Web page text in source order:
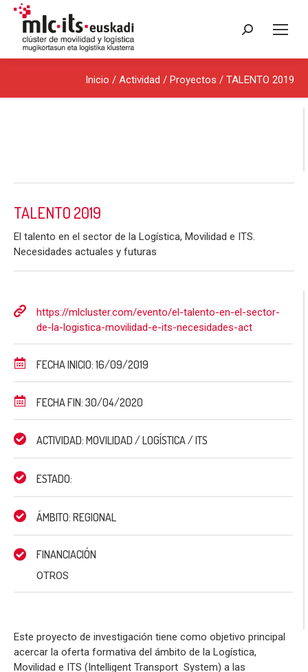
Buscar:
Inicio / Actividad / Proyectos / TALENTO 2019
TALENTO 2019
El talento en el sector de la Logística, Movilidad e ITS.
Necesidades actuales y futuras
https://mlcluster.com/evento/el-talento-en-el-sector-
de-la-logistica-movilidad-e-its-necesidades-act
FECHA INICIO: 16/09/2019
FECHA FIN: 30/04/2020
ACTIVIDAD: MOVILIDAD / LOGÍSTICA / ITS
ESTADO:
ÁMBITO: REGIONAL
FINANCIACIÓN
OTROS
Este proyecto de investigación tiene como objetivo principal
acercar la oferta formativa del ámbito de la Logística,
Movilidad e ITS (Intelligent Transport System) a las